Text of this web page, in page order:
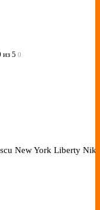
из 5 0
New York Liberty